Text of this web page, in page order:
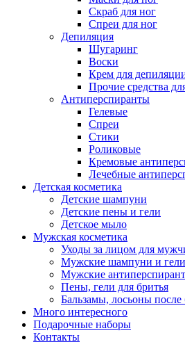
Скраб для ног
Спреи для ног
Депиляция
Шугаринг
Воски
Крем для
Прочие средства
Антиперспиранты
Гелевые
Спреи
Стики
Роликовые
Кремовые
Лечебные
Детская косметика
Детские шампуни
Детские пены и гели
Детское мыло
Мужская косметика
Уходы за лицом для
Мужские шампуни и гели
Мужские
Пены, гели для бритья
Бальзамы, лосьоны после
Много интересного
Подарочные наборы
Контакты